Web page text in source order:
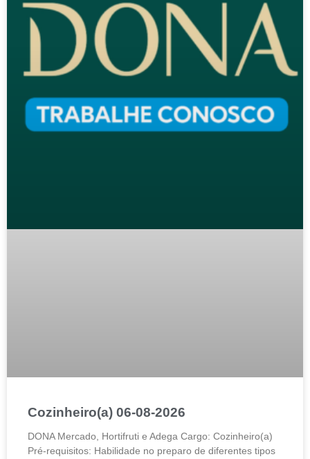
Cozinheiro(a) 06-08-2026
DONA Mercado, Hortifruti e Adega Cargo: Cozinheiro(a)
Pré-requisitos: Habilidade no preparo de diferentes tipos